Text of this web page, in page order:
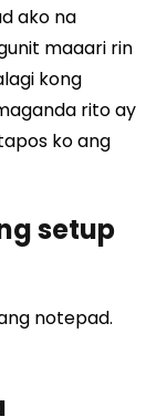
ako na
maaari rin
kong
rito ay
ko ang
setup
notepad.